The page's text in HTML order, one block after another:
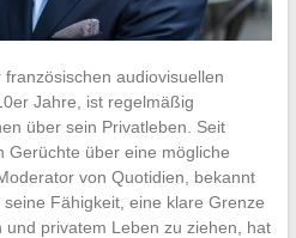
audiovisuellen
Jahre, ist regelmäßig
über sein Privatleben. Seit
Gerüchte über eine mögliche
von Quotidien, bekannt
Fähigkeit, eine klare Grenze
privatem Leben zu ziehen, hat